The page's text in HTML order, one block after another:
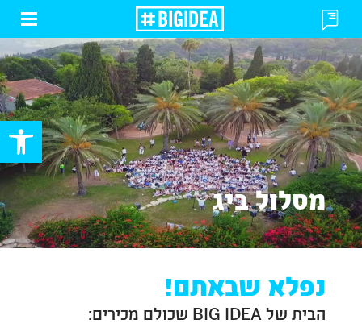
פתח
פתח
או
סגור
טופס
פתח
או
סגור
מסלול ביג
נפלא שבאתם!
הבית של BIG IDEA שכולם מכירים: